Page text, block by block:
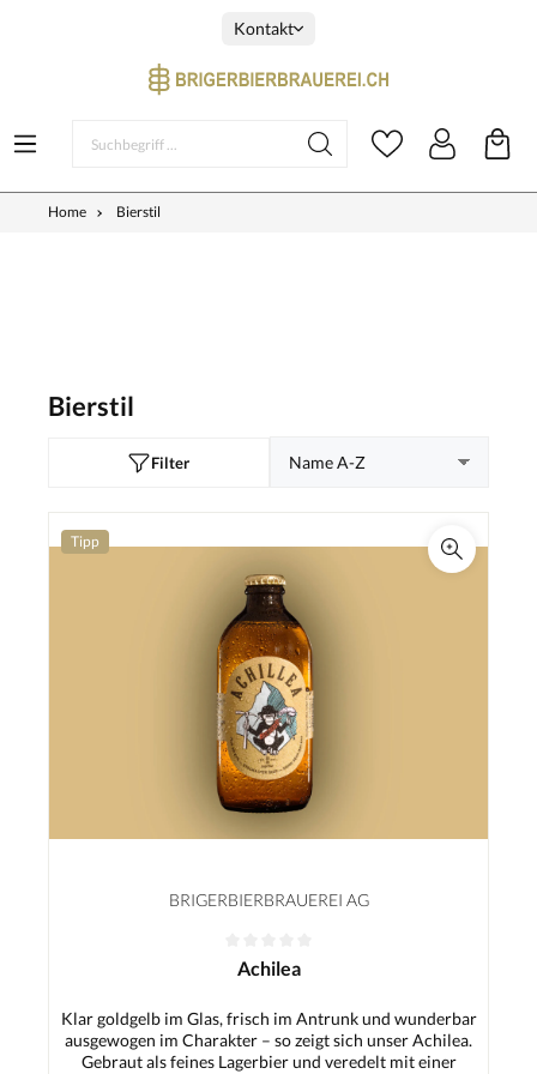
Kontakt
Home Bierstil
Bierstil
Filter
Tipp
BRIGERBIERBRAUEREI AG
Achilea
Klar goldgelb im Glas, frisch im Antrunk und wunderbar
ausgewogen im Charakter – so zeigt sich unser Achilea.
Gebraut als feines Lagerbier und veredelt mit einer